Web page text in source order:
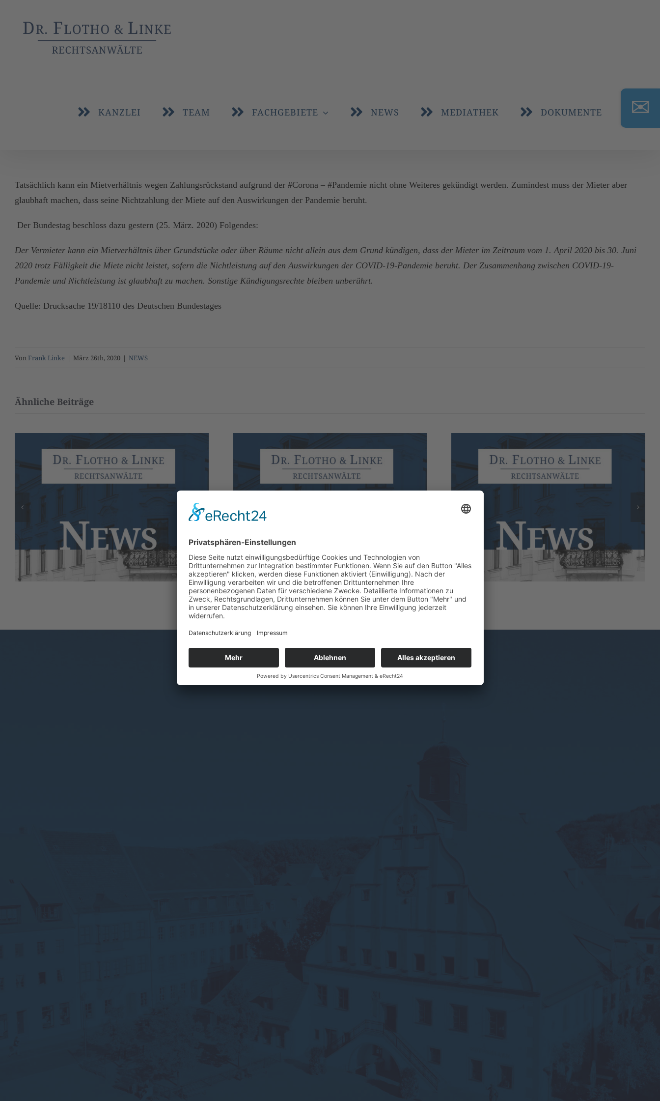
Inhalt
springen
KANZLEI TEAM FACHGEBIETE NEWS MEDIATHEK DOKUMENTE
Tatsächlich kann ein Mietverhältnis wegen Zahlungsrückstand aufgrund der #Corona – #Pandemie nicht ohne Weiteres gekündigt werden. Zumindest muss der Mieter aber
glaubhaft machen, dass seine Nichtzahlung der Miete auf den Auswirkungen der Pandemie beruht.
Der Bundestag beschloss dazu gestern (25. März. 2020) Folgendes:
Der Vermieter kann ein Mietverhältnis über Grundstücke oder über Räume nicht allein aus dem Grund kündigen, dass der Mieter im Zeitraum vom 1. April 2020 bis 30. Juni
2020 trotz Fälligkeit die Miete nicht leistet, sofern die Nichtleistung auf den Auswirkungen der COVID-19-Pandemie beruht. Der Zusammenhang zwischen COVID-19-
Pandemie und Nichtleistung ist glaubhaft zu machen. Sonstige Kündigungsrechte bleiben unberührt.
Quelle: Drucksache 19/18110 des Deutschen Bundestages
Von Frank Linke | März 26th, 2020 | NEWS
Ähnliche Beiträge
Toggle
Sliding
Bar